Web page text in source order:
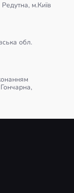
Редутна, м.Київ
обл.
Гончарна,